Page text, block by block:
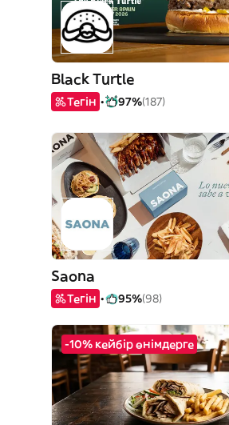
Black Turtle
Тегін 97%(187)
Saona
Тегін 95%(98)
-10% кейбір өнімдерге